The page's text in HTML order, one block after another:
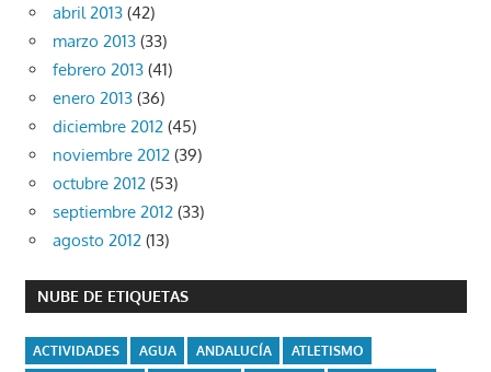
abril 2013 (42)
marzo 2013 (33)
febrero 2013 (41)
enero 2013 (36)
diciembre 2012 (45)
noviembre 2012 (39)
octubre 2012 (53)
septiembre 2012 (33)
agosto 2012 (13)
NUBE DE ETIQUETAS
ACTIVIDADES AGUA ANDALUCÍA
ATLETISMO